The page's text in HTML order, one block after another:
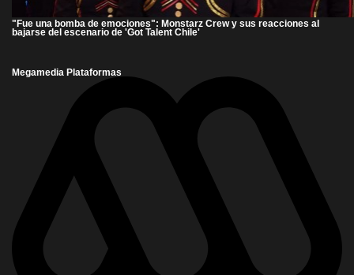
"Fue una bomba de emociones": Monstarz Crew y sus reacciones al
bajarse del escenario de 'Got Talent Chile'
Megamedia Plataformas